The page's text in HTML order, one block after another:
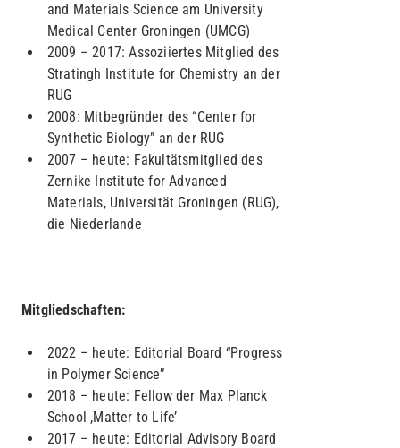
and Materials Science am University
Medical Center Groningen (UMCG)
2009 – 2017: Assoziiertes Mitglied des
Stratingh Institute for Chemistry an der
RUG
2008: Mitbegründer des “Center for
Synthetic Biology” an der RUG
2007 – heute: Fakultätsmitglied des
Zernike Institute for Advanced
Materials, Universität Groningen (RUG),
die Niederlande
Mitgliedschaften:
2022 – heute: Editorial Board “Progress
in Polymer Science”
2018 – heute: Fellow der Max Planck
School ,Matter to Life’
2017 – heute: Editorial Advisory Board